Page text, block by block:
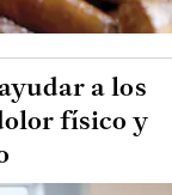
a los
físico y